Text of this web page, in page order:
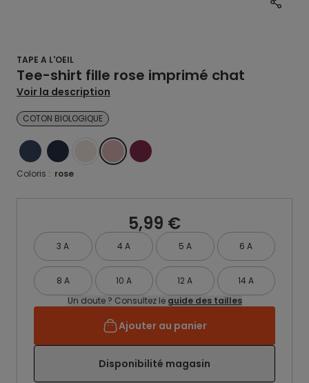
TAPE A L'OEIL
Tee-shirt fille rose imprimé chat
Voir la description
COTON BIOLOGIQUE
BLEU BLEU BLANCROSEROUGE
Coloris : rose
5,99 €
3 A 4 A 5 A 6 A
8 A 10 A 12 A
14 A
Un doute ? Consultez le guide des tailles
Ajouter au panier
Disponibilité magasin